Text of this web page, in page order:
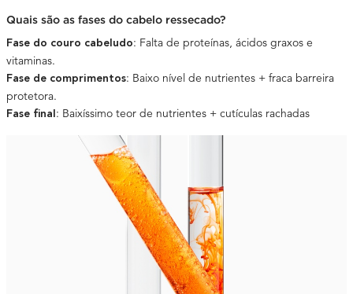
Quais são as fases do cabelo ressecado?
Fase do couro cabeludo: Falta de proteínas, ácidos graxos e
vitaminas.
Fase de comprimentos: Baixo nível de nutrientes + fraca barreira
protetora.
Fase final : Baixíssimo teor de nutrientes + cutículas rachadas